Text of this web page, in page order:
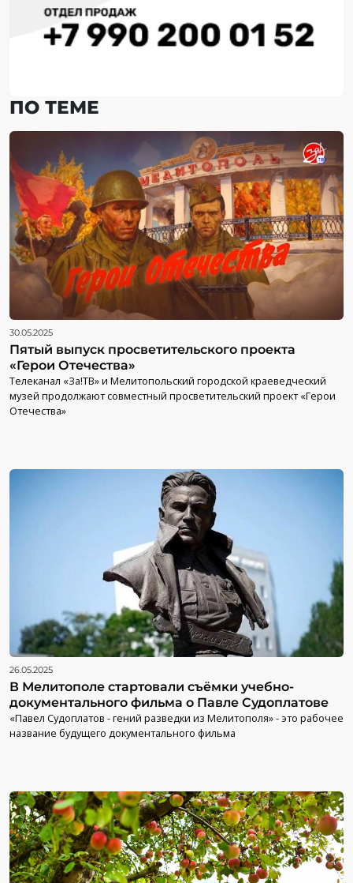
ПО ТЕМЕ
30.05.2025
Пятый выпуск просветительского проекта
«Герои Отечества»
Телеканал «За!ТВ» и Мелитопольский городской краеведческий
музей продолжают совместный просветительский проект «Герои
Отечества»
26.05.2025
В Мелитополе стартовали съёмки учебно-
документального фильма о Павле Судоплатове
«Павел Судоплатов - гений разведки из Мелитополя» - это рабочее
название будущего документального фильма